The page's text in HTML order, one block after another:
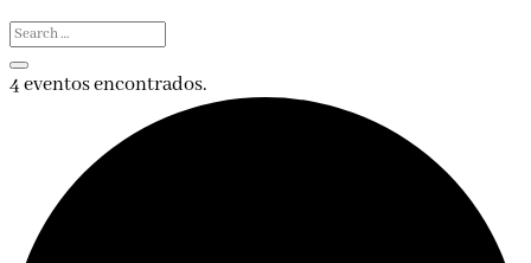
4 eventos encontrados.